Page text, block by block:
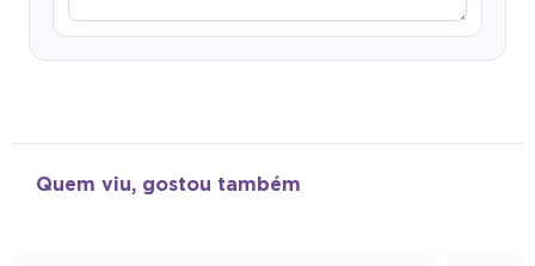
Quem viu, gostou também